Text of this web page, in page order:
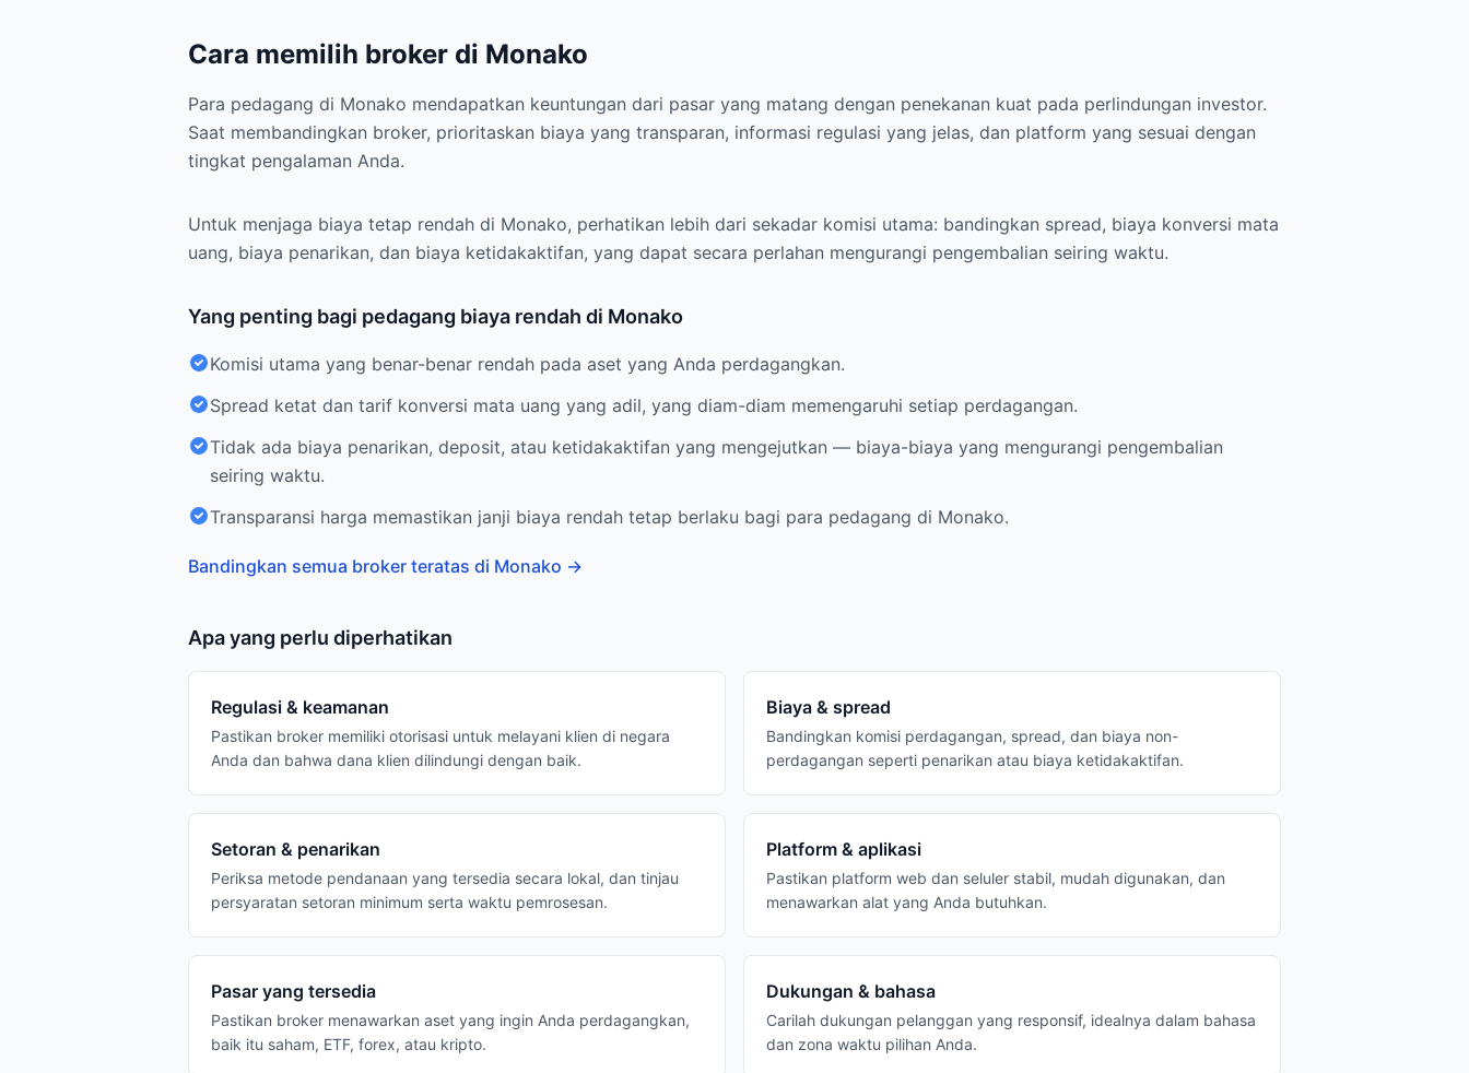
Cara memilih broker di Monako
Para pedagang di Monako mendapatkan keuntungan dari pasar yang matang dengan penekanan kuat pada perlindungan investor.
Saat membandingkan broker, prioritaskan biaya yang transparan, informasi regulasi yang jelas, dan platform yang sesuai dengan
tingkat pengalaman Anda.
Untuk menjaga biaya tetap rendah di Monako, perhatikan lebih dari sekadar komisi utama: bandingkan spread, biaya konversi mata
uang, biaya penarikan, dan biaya ketidakaktifan, yang dapat secara perlahan mengurangi pengembalian seiring waktu.
Yang penting bagi pedagang biaya rendah di Monako
Komisi utama yang benar-benar rendah pada aset yang Anda perdagangkan.
Spread ketat dan tarif konversi mata uang yang adil, yang diam-diam memengaruhi setiap perdagangan.
Tidak ada biaya penarikan, deposit, atau ketidakaktifan yang mengejutkan — biaya-biaya yang mengurangi pengembalian
seiring waktu.
Transparansi harga memastikan janji biaya rendah tetap berlaku bagi para pedagang di Monako.
Bandingkan semua broker teratas di Monako →
Apa yang perlu diperhatikan
Regulasi & keamanan
Pastikan broker memiliki otorisasi untuk melayani klien di negara
Anda dan bahwa dana klien dilindungi dengan baik.
Biaya & spread
Bandingkan komisi perdagangan, spread, dan biaya non-
perdagangan seperti penarikan atau biaya ketidakaktifan.
Setoran & penarikan
Periksa metode pendanaan yang tersedia secara lokal, dan tinjau
persyaratan setoran minimum serta waktu pemrosesan.
Platform & aplikasi
Pastikan platform web dan seluler stabil, mudah digunakan, dan
menawarkan alat yang Anda butuhkan.
Pasar yang tersedia
Pastikan broker menawarkan aset yang ingin Anda perdagangkan,
baik itu saham, ETF, forex, atau kripto.
Dukungan & bahasa
Carilah dukungan pelanggan yang responsif, idealnya dalam bahasa
dan zona waktu pilihan Anda.